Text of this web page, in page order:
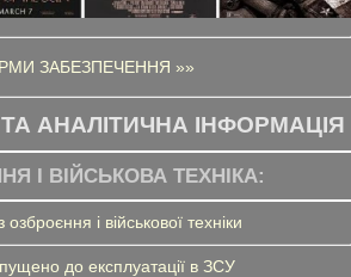
ЗАБЕЗПЕЧЕННЯ »»
АНАЛІТИЧНА ІНФОРМАЦІЯ
І ВІЙСЬКОВА ТЕХНІКА:
озброєння і військової техніки
до експлуатації в ЗСУ